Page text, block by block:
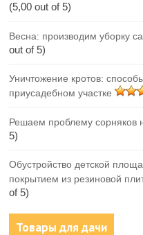
(5,00 out of 5)
Весна: производим уборку
out of 5)
Уничтожение кротов:
приусадебном участке
Решаем проблему сорняков
5)
Обустройство детской
покрытием из резиновой
of 5)
Товары для дачи